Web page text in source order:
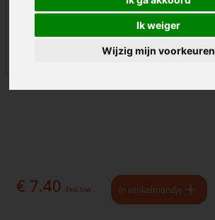
Ik weiger
Wijzig mijn voorkeuren
€ 7.40 Excl. btw In winkelmandje